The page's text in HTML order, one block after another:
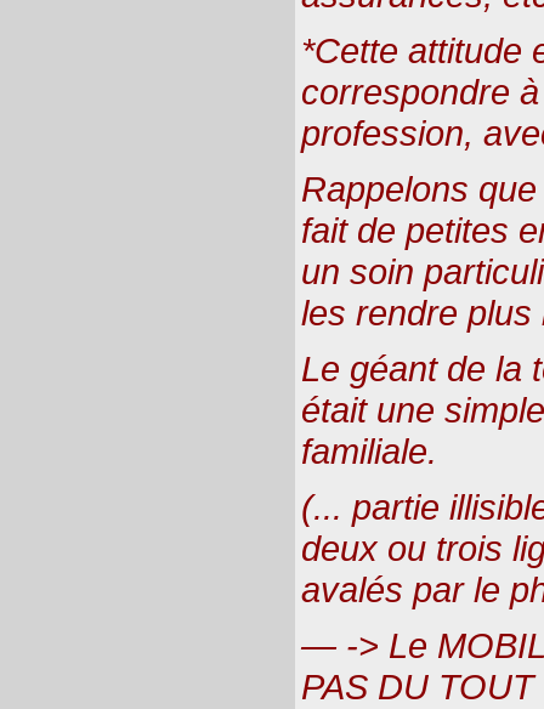
*Cette attitude
correspondre
profession,
Rappelons
fait de petites
un soin
les rendre plus
Le géant de la
était une
familiale.
(... partie
deux ou trois
avalés par le
— -> Le
PAS DU